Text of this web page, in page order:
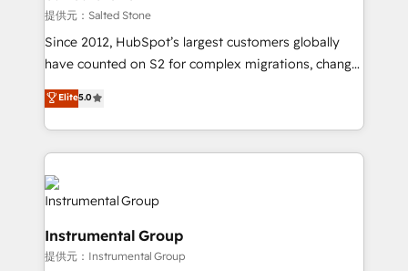
your time zone. What we do: ➤ Onboarding: Live in
weeks, with workflows built around your business,
not a template. ➤ Migration: Move from any legacy
CRM. Zero downtime, full data integrity. ➤
Implementation: Configure HubSpot to run your
revenue process. Sales, marketing, and service wired
Ongoing Management: Monthly tune-ups, feature
rollouts, adoption coaching. Buying HubSpot,
switching to it, or reviving a stale portal? We are
built for the work.
提供元：Salted Stone
Since 2012, HubSpot’s largest customers globally
have counted on S2 for complex migrations, change
management, systems integration, and creative
solutions that deliver measurable impact and
transform brand experiences As one of the few full-
service creative agencies in the HubSpot
ecosystem, we blend strategy, technology, & award-
winning design to build scalable, globally
marketing campaigns, & RevOps frameworks that
fuel long-term success We connect the entire
Elite5.0
Instrumental Group
提供元：Instrumental Group